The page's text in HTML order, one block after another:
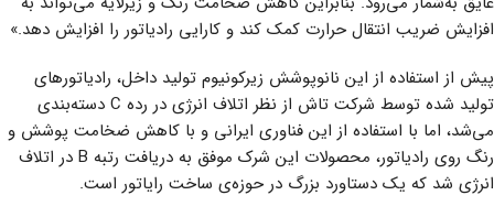
افزایش ضریب انتقال حرارت کمک کند و کارایی رادیاتور را افزایش دهد.»
پیش از استفاده از این نانوپوشش زیرکونیوم تولید داخل، رادیاتورهای
تولید شده توسط شرکت تاش از نظر اتلاف انرژی در رده C دسته‌بندی
می‌شد، اما با استفاده از این فناوری ایرانی و با کاهش ضخامت پوشش و
رنگ روی رادیاتور، محصولات این شرک موفق به دریافت رتبه B در اتلاف
انرژی شد که یک دستاورد بزرگ در حوزه‌ی ساخت رایاتور است.